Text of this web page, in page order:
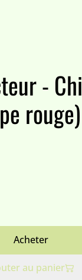
-
rouge)
Acheter
au panier